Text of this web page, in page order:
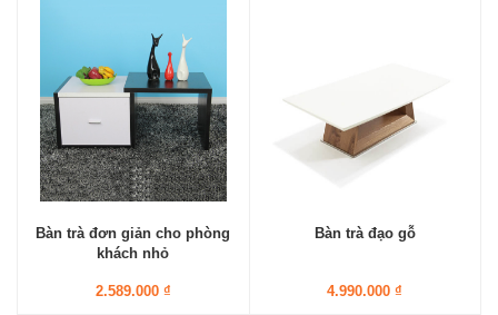
Bàn trà đơn giản cho phòng
khách nhỏ
2.589.000 ₫
Bàn trà đạo gỗ
4.990.000 ₫